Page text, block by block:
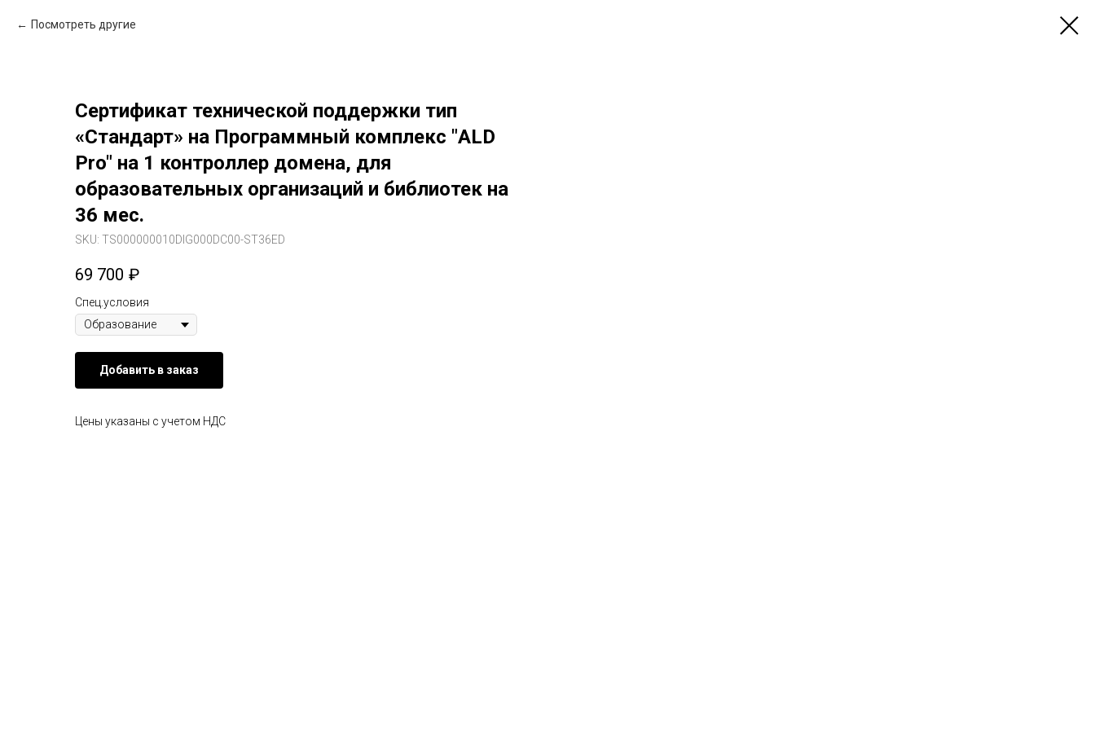
Посмотреть другие
Сертификат технической поддержки тип
«Стандарт» на Программный комплекс "ALD
Pro" на 1 контроллер домена, для
образовательных организаций и библиотек на
36 мес.
SKU: TS000000010DIG000DC00-ST36ED
69 700 ₽
Спец.условия
Добавить в заказ
Цены указаны с учетом НДС